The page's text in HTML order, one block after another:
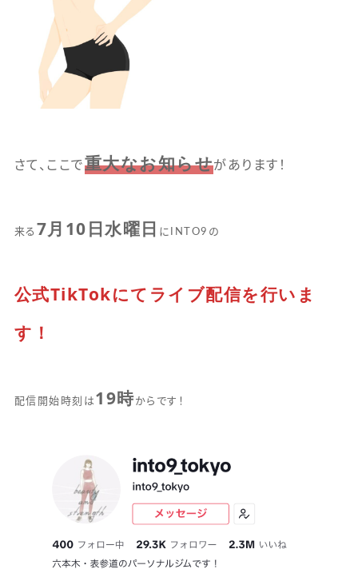
さて、ここで重大なお知らせがあります！
来る 7月10日水曜日 にINTO9の
公式TikTokにてライブ配信を行いま
す！
配信開始時刻は 19時からです！